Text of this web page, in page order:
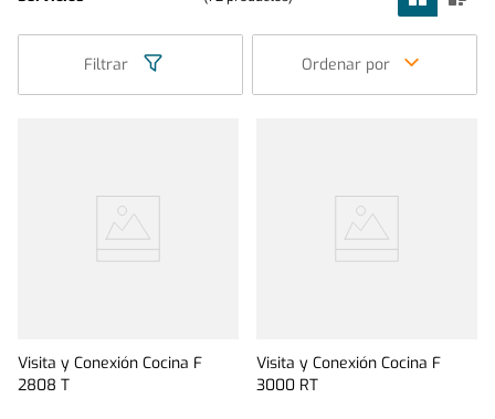
Filtrar Ordenar por
Visita y Conexión Cocina F
2808 T
Visita y Conexión Cocina F
3000 RT